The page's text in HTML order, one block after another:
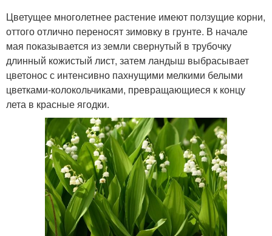
Цветущее многолетнее растение имеют ползущие корни,
оттого отлично переносят зимовку в грунте. В начале
мая показывается из земли свернутый в трубочку
длинный кожистый лист, затем ландыш выбрасывает
цветонос с интенсивно пахнущими мелкими белыми
цветками-колокольчиками, превращающиеся к концу
лета в красные ягодки.